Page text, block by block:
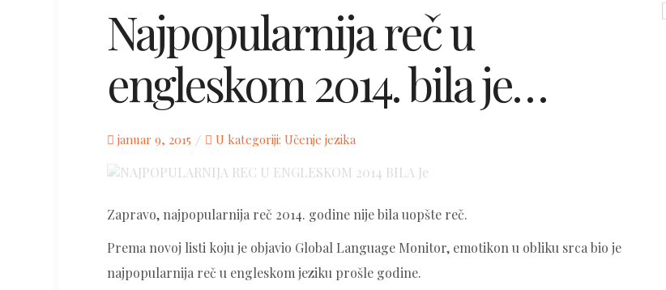
Najpopularnija reč u
engleskom 2014. bila je…
Posted
on
januar 9, 2015 U kategoriji: Učenje jezika
Zapravo, najpopularnija reč 2014. godine nije bila uopšte reč.
Prema novoj listi koju je objavio Global Language Monitor, emotikon u obliku srca bio je
najpopularnija reč u engleskom jeziku prošle godine.